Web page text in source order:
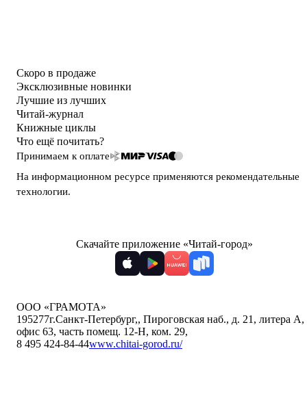
Скоро в продаже
Эксклюзивные новинки
Лучшие из лучших
Читай-журнал
Книжные циклы
Что ещё почитать?
Принимаем к оплате
На информационном ресурсе применяются рекомендательные
технологии.
Скачайте приложение «Читай-город»
ООО «ГРАМОТА»
195277г.Санкт-Петербург,, Пироговская наб., д. 21, литера А,
офис 63, часть помещ. 12-Н, ком. 29,
8 495 424-84-44www.chitai-gorod.ru/